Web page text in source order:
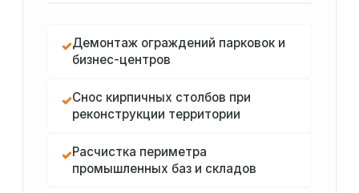
✓Демонтаж ограждений парковок и
бизнес-центров
✓Снос кирпичных столбов при
реконструкции территории
✓Расчистка периметра
промышленных баз и складов